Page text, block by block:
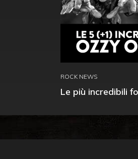
ROCK NEWS
Le più incredibili